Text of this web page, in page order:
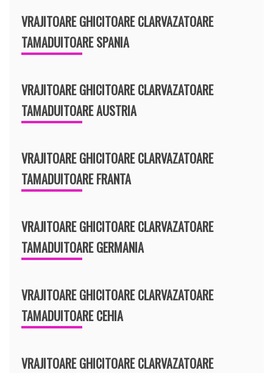
VRAJITOARE GHICITOARE CLARVAZATOARE
TAMADUITOARE SPANIA
VRAJITOARE GHICITOARE CLARVAZATOARE
TAMADUITOARE AUSTRIA
VRAJITOARE GHICITOARE CLARVAZATOARE
TAMADUITOARE FRANTA
VRAJITOARE GHICITOARE CLARVAZATOARE
TAMADUITOARE GERMANIA
VRAJITOARE GHICITOARE CLARVAZATOARE
TAMADUITOARE CEHIA
VRAJITOARE GHICITOARE CLARVAZATOARE